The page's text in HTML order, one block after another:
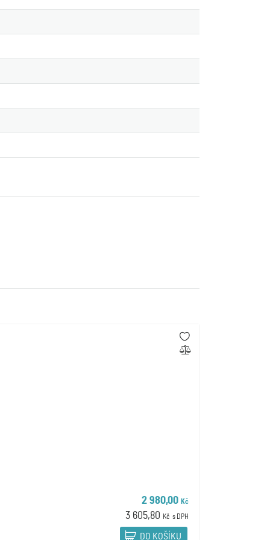
2 980,00 Kč
3 605,80 Kč s DPH
DO KOŠÍKU